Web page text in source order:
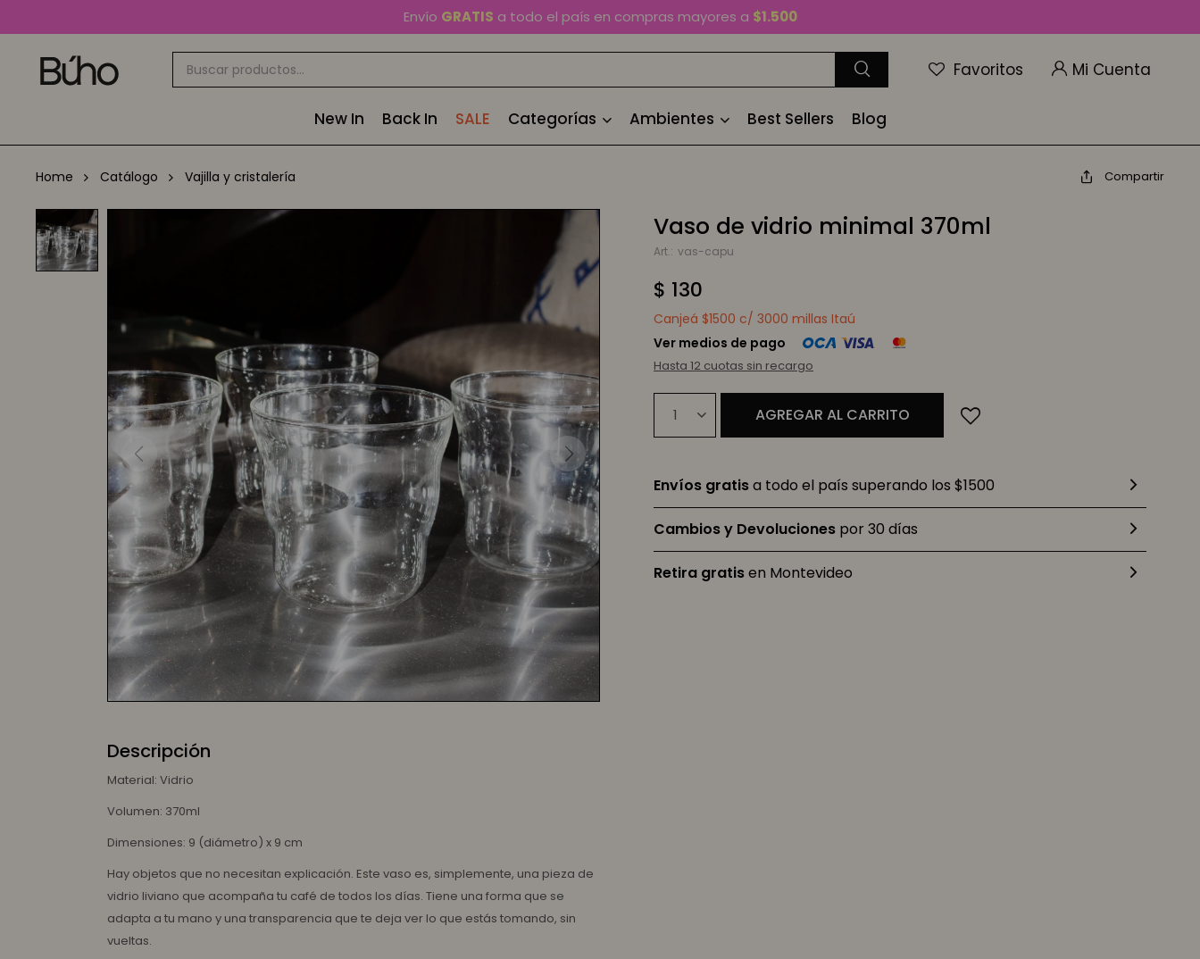
En Montevideo, envío en 2 horas disponible
Cambios y devoluciones gratispor 30 días
EnvíoGRATISa todo el país en compras mayores a$1.500
New In Back In SALE Categorías Ambientes Best Sellers Blog
Favoritos
Home Catálogo Vajilla y cristalería Compartir
Vaso de vidrio minimal 370ml
vas-capu
$ 130
Canjeá $1500 c/ 3000 millas Itaú
Ver medios de pago
Hasta 12 cuotas sin recargo
1 AGREGAR AL CARRITO
Envíos gratisa todo el país superando los $1500
Cambios y Devoluciones por 30 días
Retira gratisen Montevideo
Descripción
Material: Vidrio
Volumen: 370ml
Dimensiones: 9 (diámetro) x 9 cm
Hay objetos que no necesitan explicación. Este vaso es, simplemente, una pieza de
vidrio liviano que acompaña tu café de todos los días. Tiene una forma que se
adapta a tu mano y una transparencia que te deja ver lo que estás tomando, sin
vueltas.